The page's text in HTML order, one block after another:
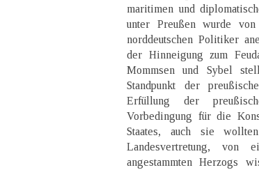
maritimen und
unter Preußen wurde
norddeutschen Politiker
der Hinneigung zum
Mommsen und Sybel
Standpunkt der
Erfüllung der
Vorbedingung für die
Staates, auch sie
Landesvertretung, von
angestammten Herzogs